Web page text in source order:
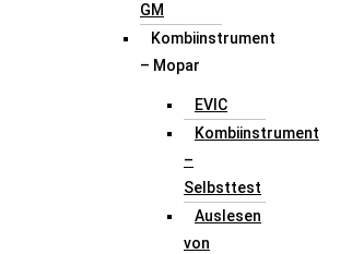
GM
Kombiinstrument
– Mopar
EVIC
Kombiinstrument
–
Selbsttest
Auslesen
von